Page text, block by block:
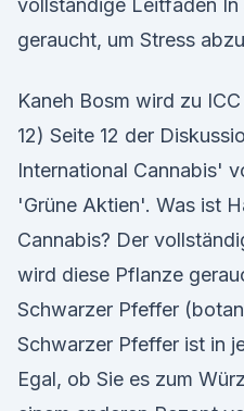
vollständige Leitfaden
geraucht, um Stress
Kaneh Bosm wird zu
12) Seite 12 der
International Cannabis'
'Grüne Aktien'. Was ist
Cannabis? Der
wird diese Pflanze
Schwarzer Pfeffer
Schwarzer Pfeffer ist in
Egal, ob Sie es zum